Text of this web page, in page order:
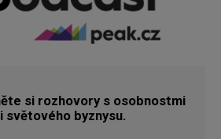
si rozhovory s osobnostmi
světového byznysu.